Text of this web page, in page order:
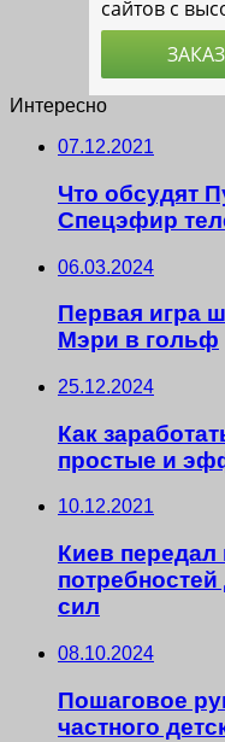
Интересно
07.12.2021
Что обсудят
Спецэфир
06.03.2024
Первая игра
Мэри в гольф
25.12.2024
Как
простые и
10.12.2021
Киев передал
сил
08.10.2024
Пошаговое
частного